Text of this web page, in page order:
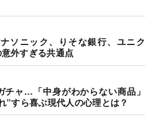
ソニック、りそな銀行、ユニク
外すぎる共通点
チャ…「中身がわからない商品」
”すら喜ぶ現代人の心理とは？